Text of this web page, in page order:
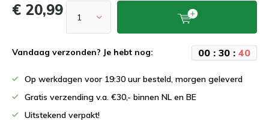
€ 20,99
Vandaag verzonden? Je hebt nog: 00 : 30 : 40
Op werkdagen voor 19:30 uur besteld, morgen geleverd
Gratis verzending v.a. €30,- binnen NL en BE
Uitstekend verpakt!